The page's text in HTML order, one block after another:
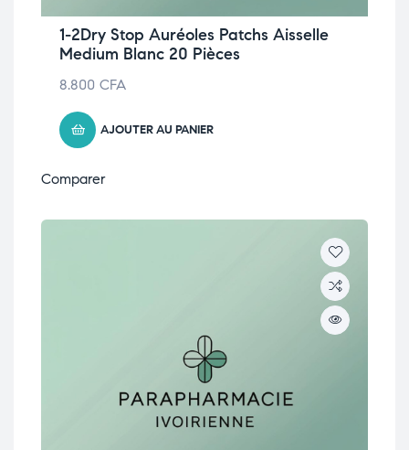
1-2Dry Stop Auréoles Patchs Aisselle
Medium Blanc 20 Pièces
8.800 CFA
AJOUTER AU PANIER
Comparer